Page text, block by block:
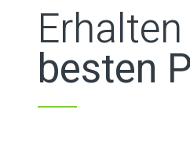
besten